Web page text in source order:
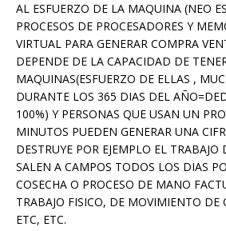
AL ESFUERZO DE LA MAQUINA (NEO
PROCESOS DE PROCESADORES Y
VIRTUAL PARA GENERAR COMPRA
DEPENDE DE LA CAPACIDAD DE
MAQUINAS(ESFUERZO DE ELLAS ,
DURANTE LOS 365 DIAS DEL
100%) Y PERSONAS QUE USAN UN
MINUTOS PUEDEN GENERAR UNA
DESTRUYE POR EJEMPLO EL TRABAJO
SALEN A CAMPOS TODOS LOS DIAS
COSECHA O PROCESO DE MANO
TRABAJO FISICO, DE MOVIMIENTO
ETC, ETC.